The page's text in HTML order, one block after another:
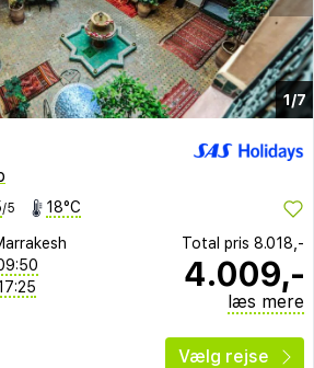
1/7
/5 18°C
Total pris 8.018,-
4.009,-
læs mere
Vælg rejse